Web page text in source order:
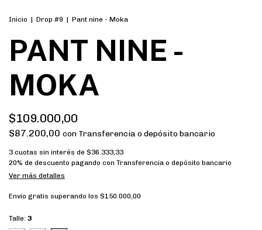
Inicio | Drop #9 | Pant nine - Moka
PANT NINE -
MOKA
$109.000,00
$87.200,00 con Transferencia o depósito bancario
3 cuotas sin interés de $36.333,33
20% de descuento pagando con Transferencia o depósito bancario
Ver más detalles
Envío gratis superando los $150.000,00
Talle: 3